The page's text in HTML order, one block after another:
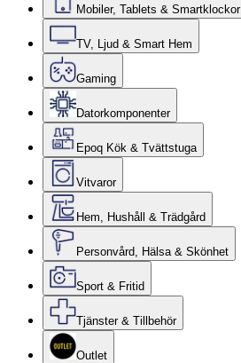
Mobiler, Tablets & Smartklockor
TV, Ljud & Smart Hem
Gaming
Datorkomponenter
Epoq Kök & Tvättstuga
Vitvaror
Hem, Hushåll & Trädgård
Personvård, Hälsa & Skönhet
Sport & Fritid
Tjänster & Tillbehör
Outlet